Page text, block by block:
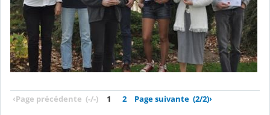
‹Page précédente (-/-) 1 2 Page suivante (2/2)›